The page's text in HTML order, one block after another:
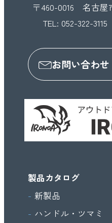
〒460-0016 名古屋
TEL: 052-322-3115
お問い合わ
製品カタログ
新製品
ハンドル・ツマミ